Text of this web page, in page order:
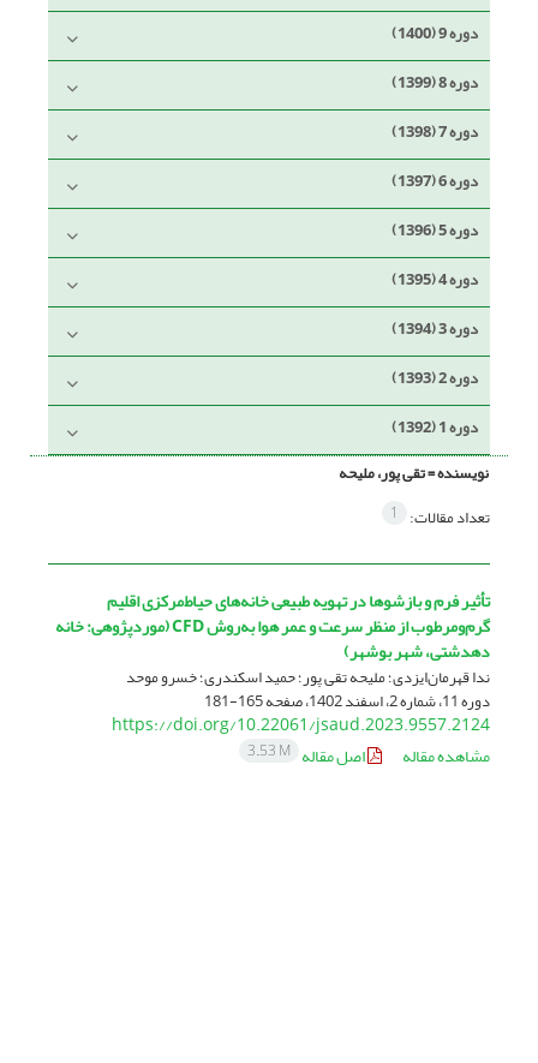
دوره 9 (1400)
دوره 8 (1399)
دوره 7 (1398)
دوره 6 (1397)
دوره 5 (1396)
دوره 4 (1395)
دوره 3 (1394)
دوره 2 (1393)
دوره 1 (1392)
نویسنده =تقی پور، ملیحه
تعداد مقالات: 1
تأثیر فرم و بازشوها در تهویه‌ طبیعی خانه‌های حیاط‌مرکزی اقلیم
گرم‌ومرطوب از منظر سرعت و عمر هوا به‌روش CFD (‌موردپژوهی: خانه
دهدشتی، شهر بوشهر)
ندا قهرمان‌ایزدی؛ ملیحه تقی پور؛ حمید اسکندری؛ خسرو موحد
دوره 11، شماره 2، اسفند 1402، صفحه 165-181
https://doi.org/10.22061/jsaud.2023.9557.2124
مشاهده مقاله
اصل مقاله 3.53 M